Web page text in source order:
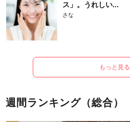
ス」。うれしい...
さな
もっと見る
週間ランキング（総合）